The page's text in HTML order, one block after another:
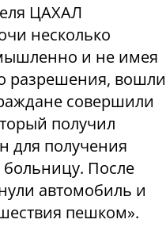
ЦАХАЛ
несколько
и не имея
разрешения, вошли
совершили
получил
для получения
После
автомобиль и
пешком».